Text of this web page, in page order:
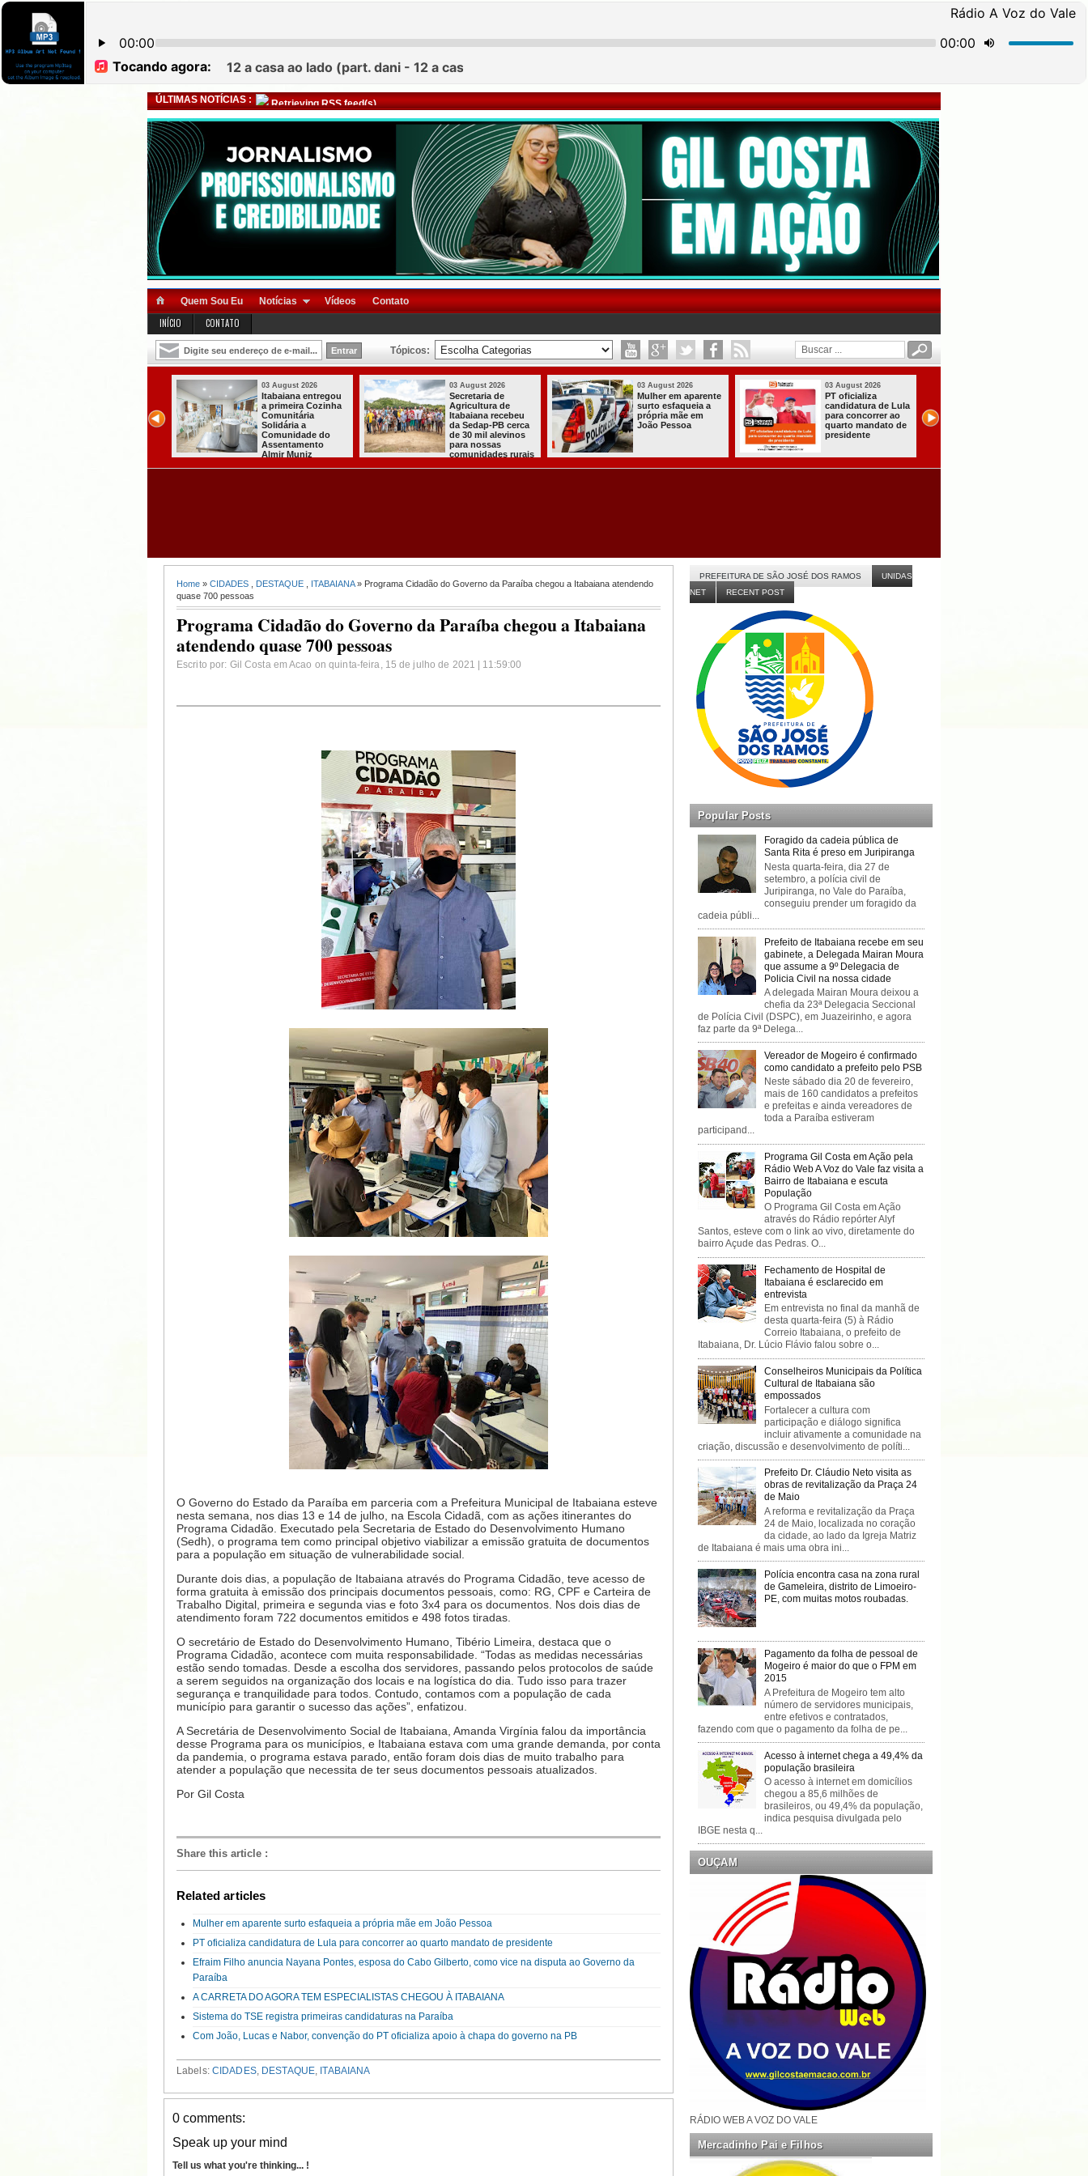
ÚLTIMAS NOTÍCIAS : Retrieving RSS feed(s)
Quem Sou Eu Notícias Vídeos Contato
INÍCIO CONTATO
Tópicos:
Itabaiana recebeu
da Sedap-PB cerca
03 August 2026
Mulher em aparente
surto esfaqueia a
própria mãe em
João Pessoa
03 August 2026
PT oficializa
candidatura de Lula
para concorrer ao
quarto mandato de
presidente
03 August 2026
Efraim Filho
anuncia Nayana
Pontes, esposa do
Cabo Gilberto,
31 July 2026
A CARRETA DO
AGORA TEM
ESPECIALISTAS
CHEGOU À
ITABAIANA
Home » CIDADES DESTAQUE ITABAIANA» Programa Cidadão do Governo da Paraíba chegou a Itabaiana atendendo
quase 700 pessoas
Programa Cidadão do Governo da Paraíba chegou a Itabaiana
atendendo quase 700 pessoas
Escrito por: Gil Costa em Acao on quinta-feira, 15 de julho de 2021 | 11:59:00
O Governo do Estado da Paraíba em parceria com a Prefeitura Municipal de Itabaiana esteve
nesta semana, nos dias 13 e 14 de julho, na Escola Cidadã, com as ações itinerantes do
Programa Cidadão. Executado pela Secretaria de Estado do Desenvolvimento Humano
(Sedh), o programa tem como principal objetivo viabilizar a emissão gratuita de documentos
para a população em situação de vulnerabilidade social.
Durante dois dias, a população de Itabaiana através do Programa Cidadão, teve acesso de
forma gratuita à emissão dos principais documentos pessoais, como: RG, CPF e Carteira de
Trabalho Digital, primeira e segunda vias e foto 3x4 para os documentos. Nos dois dias de
atendimento foram 722 documentos emitidos e 498 fotos tiradas.
O secretário de Estado do Desenvolvimento Humano, Tibério Limeira, destaca que o
Programa Cidadão, acontece com muita responsabilidade. “Todas as medidas necessárias
estão sendo tomadas. Desde a escolha dos servidores, passando pelos protocolos de saúde
a serem seguidos na organização dos locais e na logística do dia. Tudo isso para trazer
segurança e tranquilidade para todos. Contudo, contamos com a população de cada
município para garantir o sucesso das ações”, enfatizou.
A Secretária de Desenvolvimento Social de Itabaiana, Amanda Virgínia falou da importância
desse Programa para os municípios, e Itabaiana estava com uma grande demanda, por conta
da pandemia, o programa estava parado, então foram dois dias de muito trabalho para
atender a população que necessita de ter seus documentos pessoais atualizados.
Por Gil Costa
Share this article :
Related articles
Mulher em aparente surto esfaqueia a própria mãe em João Pessoa
PT oficializa candidatura de Lula para concorrer ao quarto mandato de presidente
Efraim Filho anuncia Nayana Pontes, esposa do Cabo Gilberto, como vice na disputa ao Governo da
Paraíba
A CARRETA DO AGORA TEM ESPECIALISTAS CHEGOU À ITABAIANA
Sistema do TSE registra primeiras candidaturas na Paraíba
Com João, Lucas e Nabor, convenção do PT oficializa apoio à chapa do governo na PB
Labels: CIDADES, DESTAQUE, ITABAIANA
0 comments:
Speak up your mind
Tell us what you're thinking... !
PREFEITURA DE SÃO JOSÉ DOS RAMOS
UNIDAS
NET
RECENT POST
Popular Posts
Foragido da cadeia pública de
Santa Rita é preso em Juripiranga
Nesta quarta-feira, dia 27 de
setembro, a polícia civil de
Juripiranga, no Vale do Paraíba,
conseguiu prender um foragido da
cadeia públi...
Prefeito de Itabaiana recebe em seu
gabinete, a Delegada Mairan Moura
que assume a 9º Delegacia de
Policia Civil na nossa cidade
A delegada Mairan Moura deixou a
chefia da 23ª Delegacia Seccional
de Polícia Civil (DSPC), em Juazeirinho, e agora
faz parte da 9ª Delega...
Vereador de Mogeiro é confirmado
como candidato a prefeito pelo PSB
Neste sábado dia 20 de fevereiro,
mais de 160 candidatos a prefeitos
e prefeitas e ainda vereadores de
toda a Paraíba estiveram
participand...
Programa Gil Costa em Ação pela
Rádio Web A Voz do Vale faz visita a
Bairro de Itabaiana e escuta
População
O Programa Gil Costa em Ação
através do Rádio repórter Alyf
Santos, esteve com o link ao vivo, diretamente do
bairro Açude das Pedras. O...
Fechamento de Hospital de
Itabaiana é esclarecido em
entrevista
Em entrevista no final da manhã de
desta quarta-feira (5) à Rádio
Correio Itabaiana, o prefeito de
Itabaiana, Dr. Lúcio Flávio falou sobre o...
Conselheiros Municipais da Política
Cultural de Itabaiana são
empossados
Fortalecer a cultura com
participação e diálogo significa
incluir ativamente a comunidade na
criação, discussão e desenvolvimento de políti...
Prefeito Dr. Cláudio Neto visita as
obras de revitalização da Praça 24
de Maio
A reforma e revitalização da Praça
24 de Maio, localizada no coração
da cidade, ao lado da Igreja Matriz
de Itabaiana é mais uma obra ini...
Polícia encontra casa na zona rural
de Gameleira, distrito de Limoeiro-
PE, com muitas motos roubadas.
Pagamento da folha de pessoal de
Mogeiro é maior do que o FPM em
2015
A Prefeitura de Mogeiro tem alto
número de servidores municipais,
entre efetivos e contratados,
fazendo com que o pagamento da folha de pe...
Acesso à internet chega a 49,4% da
população brasileira
O acesso à internet em domicílios
chegou a 85,6 milhões de
brasileiros, ou 49,4% da população,
indica pesquisa divulgada pelo
IBGE nesta q...
OUÇAM
RÁDIO WEB A VOZ DO VALE
Mercadinho Pai e Filhos